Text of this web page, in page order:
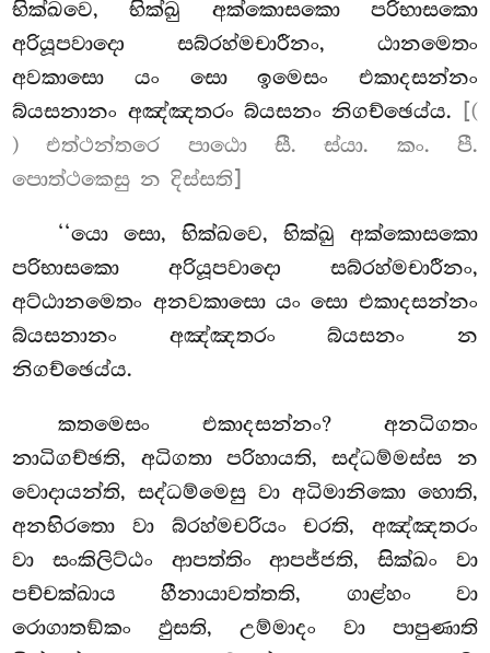
භික්ඛවෙ, භික්ඛු අක්කොසකො පරිභාසකො
අරියූපවාදො සබ්රහ්මචාරීනං, ඨානමෙතං
අවකාසො යං සො ඉමෙසං එකාදසන්නං
බ්යසනානං අඤ්ඤතරං බ්යසනං නිගච්ඡෙය්ය.
[(
) එත්ථන්තරෙ පාඨො සී. ස්යා. කං. පී.
පොත්ථකෙසු න දිස්සති]
‘‘යො සො, භික්ඛවෙ, භික්ඛු අක්කොසකො
පරිභාසකො අරියූපවාදො සබ්රහ්මචාරීනං,
අට්ඨානමෙතං අනවකාසො යං සො එකාදසන්නං
බ්යසනානං අඤ්ඤතරං බ්යසනං න
නිගච්ඡෙය්ය.
කතමෙසං එකාදසන්නං? අනධිගතං
නාධිගච්ඡති, අධිගතා පරිහායති, සද්ධම්මස්ස න
වොදායන්ති, සද්ධම්මෙසු වා අධිමානිකො හොති,
අනභිරතො වා බ්රහ්මචරියං චරති, අඤ්ඤතරං
වා සංකිලිට්ඨං ආපත්තිං ආපජ්ජති, සික්ඛං වා
පච්චක්ඛාය හීනායාවත්තති, ගාළ්හං වා
රොගාතඞ්කං ඵුසති, උම්මාදං වා පාපුණාති